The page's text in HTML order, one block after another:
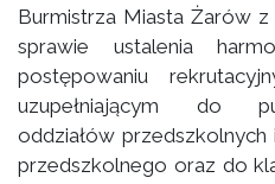
Burmistrza Miasta Żarów
sprawie ustalenia
postępowaniu
uzupełniającym do
oddziałów
przedszkolnego oraz do